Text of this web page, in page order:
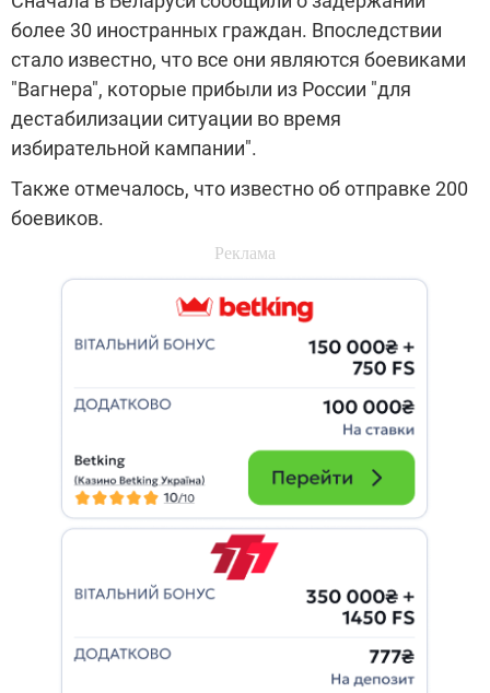
более 30 иностранных граждан. Впоследствии
стало известно, что все они являются боевиками
"Вагнера", которые прибыли из России "для
дестабилизации ситуации во время
избирательной кампании".
Также отмечалось, что известно об отправке 200
боевиков.